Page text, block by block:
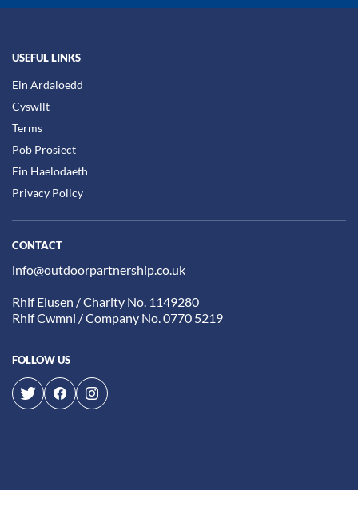
USEFUL LINKS
Ein Ardaloedd
Cyswllt
Terms
Pob Prosiect
Ein Haelodaeth
Privacy Policy
CONTACT
info@outdoorpartnership.co.uk
Rhif Elusen / Charity No. 1149280
Rhif Cwmni / Company No. 0770 5219
FOLLOW US